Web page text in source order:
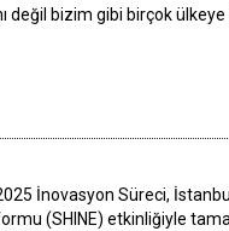
değil bizim gibi birçok
İnovasyon Süreci,
(SHINE) etkinliğiyle